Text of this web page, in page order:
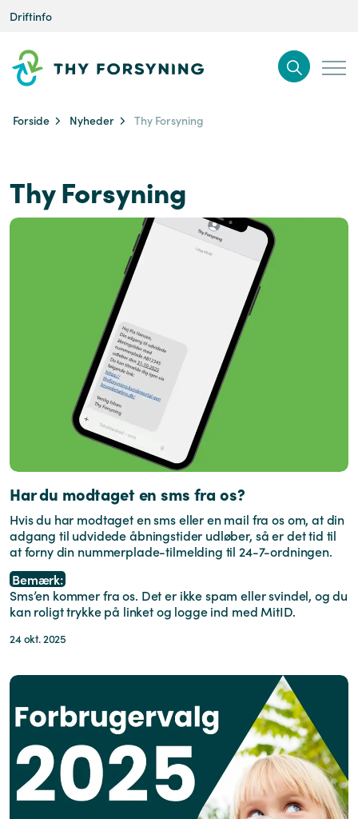
Driftinfo
Forside Nyheder Thy Forsyning
Thy Forsyning
Har du modtaget en sms fra os?
Hvis du har modtaget en sms eller en mail fra os om, at din
adgang til udvidede åbningstider udløber, så er det tid til
at forny din nummerplade-tilmelding til 24-7-ordningen.
Bemærk:
Sms’en kommer fra os. Det er ikke spam eller svindel, og du
kan roligt trykke på linket og logge ind med MitID.
24 okt. 2025